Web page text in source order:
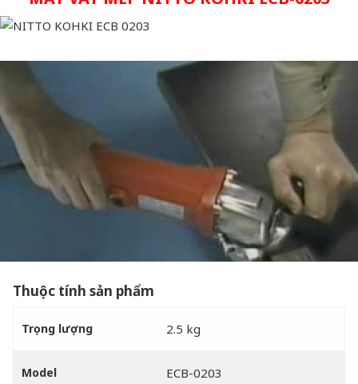
Thuộc tính sản phẩm
Trọng lượng 2.5 kg
Model ECB-0203